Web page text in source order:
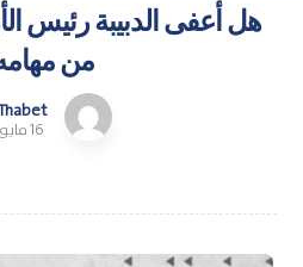
هل أعفى الدبيبة رئيس
من
16 مايو، 2025